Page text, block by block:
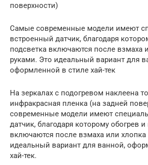
поверхности)
Самые современные модели имеют
встроенный датчик, благодаря
подсветка включаются после взмаха
руками. Это идеальный вариант для
оформленной в стиле хай-тек
На зеркалах с подогревом наклеена
инфракрасная пленка (на задней
современные модели имеют
датчик, благодаря которому обогрев и
включаются после взмаха или хлопка
идеальный вариант для ванной,
хай-тек.